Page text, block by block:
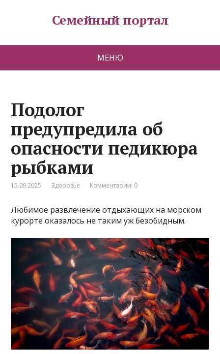
Семейный портал
МЕНЮ
Подолог
предупредила об
опасности педикюра
рыбками
15.09.2025 Здоровье Комментарии: 0
Любимое развлечение отдыхающих на морском
курорте оказалось не таким уж безобидным.